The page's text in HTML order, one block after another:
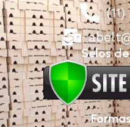
Selos